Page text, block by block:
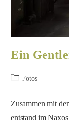
Ein
Fotos
Zusammen mit
entstand im